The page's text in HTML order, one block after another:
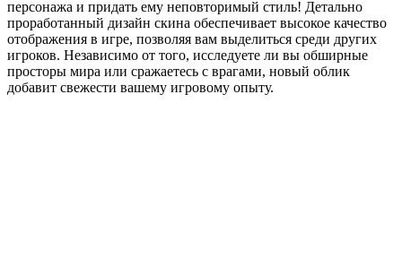
персонажа и придать ему неповторимый стиль! Детально
проработанный дизайн скина обеспечивает высокое качество
отображения в игре, позволяя вам выделиться среди других
игроков. Независимо от того, исследуете ли вы обширные
просторы мира или сражаетесь с врагами, новый облик
добавит свежести вашему игровому опыту.